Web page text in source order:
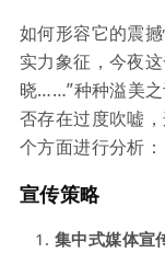
如何形容它的震
实力象征，今夜
晓……”种种溢美
否存在过度吹嘘
个方面进行分析：
宣传策略
集中式媒体宣